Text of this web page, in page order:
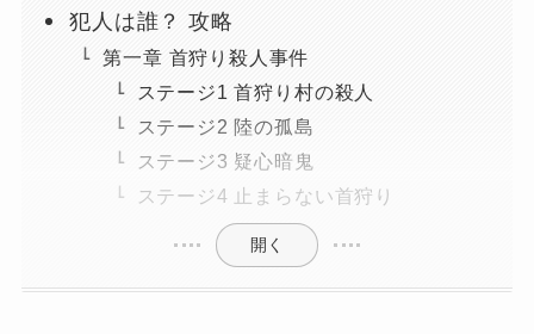
犯人は誰？ 攻略
第一章 首狩り殺人事件
ステージ1 首狩り村の殺人
ステージ2 陸の孤島
ステージ3 疑心暗鬼
ステージ4 止まらない首狩り
開く